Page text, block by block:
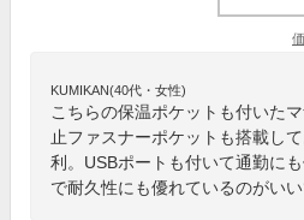
KUMIKAN(40代・女性)
こちらの保温ポケットも付いた
止ファスナーポケットも搭載し
利。USBポートも付いて通勤に
で耐久性にも優れているのがい